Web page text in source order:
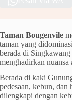
Taman Bougenvile
taman yang
berada di
menghadirkan nuansa
Berada di kaki
pedesaan, kebun, dan
dilengkapi dengan